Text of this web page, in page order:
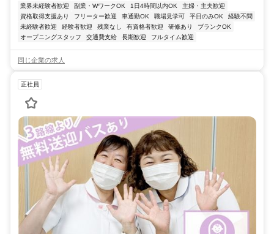
業界未経験者歓迎 副業・WワークOK 1日4時間以内OK
主婦・主夫歓迎
資格取得支援あり
フリーター歓迎 車通勤OK 職場見学可 平日のみOK
経験不問
未経験者歓迎
経験者歓迎 残業なし 有資格者歓迎 研修あり
ブランクOK
オープニングスタッフ
交通費支給 長期歓迎 フルタイム歓迎
同じ企業の求人
正社員